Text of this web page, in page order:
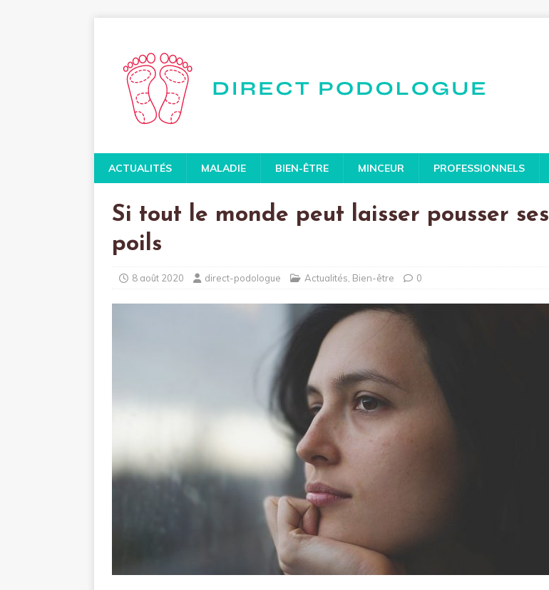
ACTUALITÉS MALADIE BIEN-ÊTRE MINCEUR PROFESSIONNELS
Si tout le monde peut laisser pousser ses
poils
8 août 2020 direct-podologue Actualités Bien-être 0